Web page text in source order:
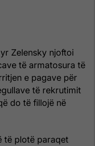
Zelensky njoftoi
të armatosura të
e pagave për
të rekrutimit
do të fillojë në
të plotë paraqet